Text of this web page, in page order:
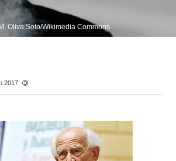
Oliva Soto/Wikimedia Commons
2017